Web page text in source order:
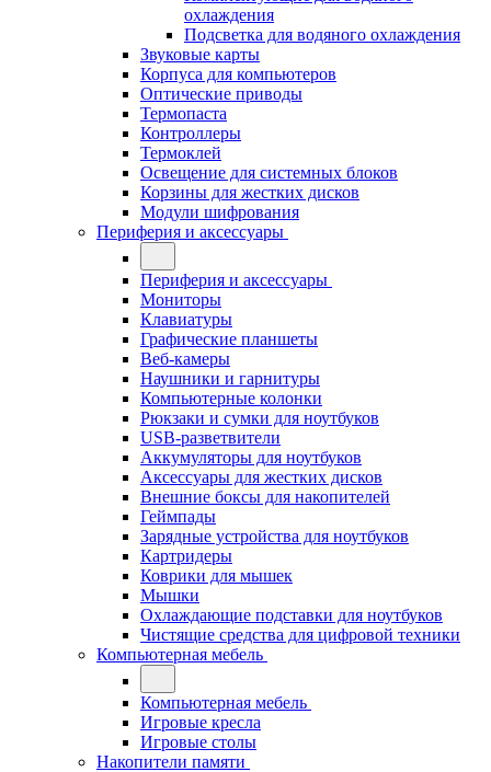
охлаждения
Подсветка для водяного охлаждения
Звуковые карты
Корпуса для компьютеров
Оптические приводы
Термопаста
Контроллеры
Термоклей
Освещение для системных блоков
Корзины для жестких дисков
Модули шифрования
Периферия и аксессуары
Периферия и аксессуары
Мониторы
Клавиатуры
Графические планшеты
Веб-камеры
Наушники и гарнитуры
Компьютерные колонки
Рюкзаки и сумки для ноутбуков
USB-разветвители
Аккумуляторы для ноутбуков
Аксессуары для жестких дисков
Внешние боксы для накопителей
Геймпады
Зарядные устройства для ноутбуков
Картридеры
Коврики для мышек
Мышки
Охлаждающие подставки для ноутбуков
Чистящие средства для цифровой техники
Компьютерная мебель
Компьютерная мебель
Игровые кресла
Игровые столы
Накопители памяти